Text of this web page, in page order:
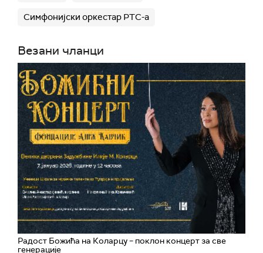
Симфонијски оркестар РТС-а
Везани чланци
Радост Божића на Коларцу – поклон концерт за све
генерације